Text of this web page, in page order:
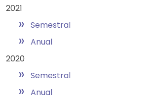
2021
» Semestral
» Anual
2020
» Semestral
» Anual